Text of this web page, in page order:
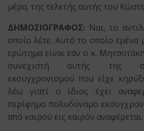
μέρα, της τελετής αυτής του
ΔΗΜΟΣΙΟΓΡΑΦΟΣ: Ναι, το
οποίο λέτε. Αυτό το οποίο εμένα
ερώτημα είναι εάν ο κ.
συνεχιστή αυτής της
εκσυγχρονισμού που είχε
λέω γιατί ο ίδιος έχει
περίφημο πολυδύναμο
από καιρού εις καιρόν αναφέρεται.